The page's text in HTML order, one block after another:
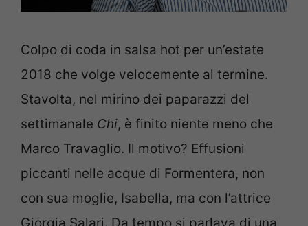
Colpo di coda in salsa hot per un’estate
2018 che volge velocemente al termine.
Stavolta, nel mirino dei paparazzi del
settimanale Chi, è finito niente meno che
Marco Travaglio. Il motivo? Effusioni
piccanti nelle acque di Formentera, non
con sua moglie, Isabella, ma con l’attrice
Giorgia Salari. Da tempo si parlava di una